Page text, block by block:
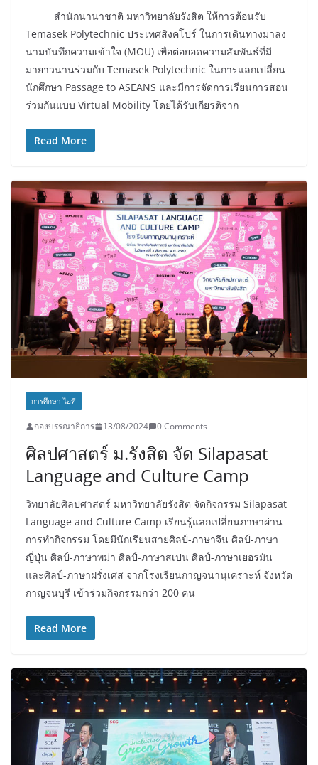
สำนักนานาชาติ มหาวิทยาลัยรังสิต ให้การต้อนรับ
Temasek Polytechnic ประเทศสิงคโปร์ ในการเดินทางมาลง
นามบันทึกความเข้าใจ (MOU) เพื่อต่อยอดความสัมพันธ์ที่มี
มายาวนานร่วมกับ Temasek Polytechnic ในการแลกเปลี่ยน
นักศึกษา Passage to ASEANS และมีการจัดการเรียนการสอน
ร่วมกันแบบ Virtual Mobility โดยได้รับเกียรติจาก
Read More
การศึกษา-ไอที
กองบรรณาธิการ 13/08/2024 0 Comments
ศิลปศาสตร์ ม.รังสิต จัด Silapasat
Language and Culture Camp
วิทยาลัยศิลปศาสตร์ มหาวิทยาลัยรังสิต จัดกิจกรรม Silapasat
Language and Culture Camp เรียนรู้แลกเปลี่ยนภาษาผ่าน
การทำกิจกรรม โดยมีนักเรียนสายศิลป์-ภาษาจีน ศิลป์-ภาษา
ญี่ปุ่น ศิลป์-ภาษาพม่า ศิลป์-ภาษาสเปน ศิลป์-ภาษาเยอรมัน
และศิลป์-ภาษาฝรั่งเศส จากโรงเรียนกาญจนานุเคราะห์ จังหวัด
กาญจนบุรี เข้าร่วมกิจกรรมกว่า 200 คน
Read More